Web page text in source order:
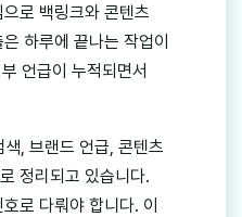
로 백링크와 콘텐츠
하루에 끝나는 작업이
언급이 누적되면서
, 브랜드 언급, 콘텐츠
정리되고 있습니다.
로 다뤄야 합니다. 이